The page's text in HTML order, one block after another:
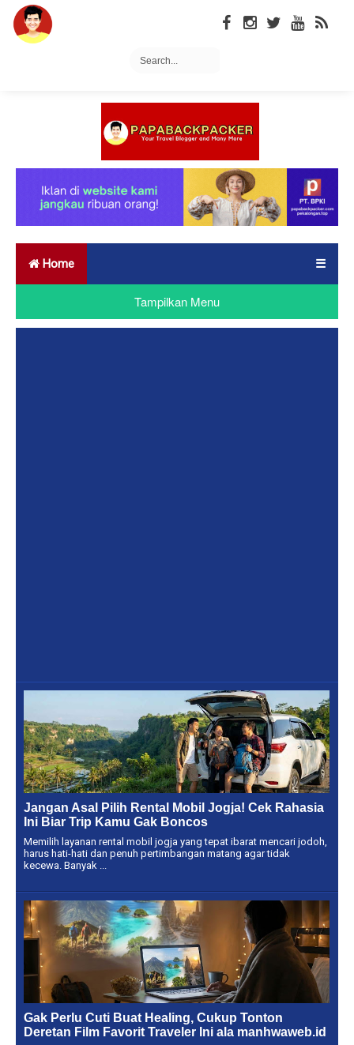
Home ☰
Tampilkan Menu
Jangan Asal Pilih Rental Mobil Jogja! Cek Rahasia
Ini Biar Trip Kamu Gak Boncos
Memilih layanan rental mobil jogja yang tepat ibarat mencari jodoh,
harus hati-hati dan penuh pertimbangan matang agar tidak
kecewa. Banyak ...
Gak Perlu Cuti Buat Healing, Cukup Tonton
Deretan Film Favorit Traveler Ini ala manhwaweb.id